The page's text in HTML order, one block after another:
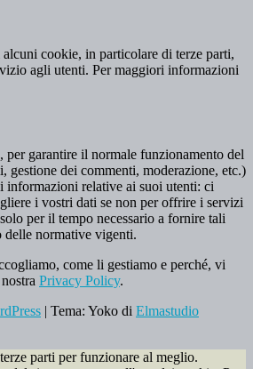
alcuni cookie, in particolare di terze parti,
agli utenti. Per maggiori informazioni
garantire il normale funzionamento del
gestione dei commenti, moderazione, etc.)
relative ai suoi utenti: ci
i vostri dati se non per offrire i servizi
per il tempo necessario a fornire tali
delle normative vigenti.
come li gestiamo e perché, vi
Privacy Policy.
| Tema: Yoko di Elmastudio
parti per funzionare al meglio.